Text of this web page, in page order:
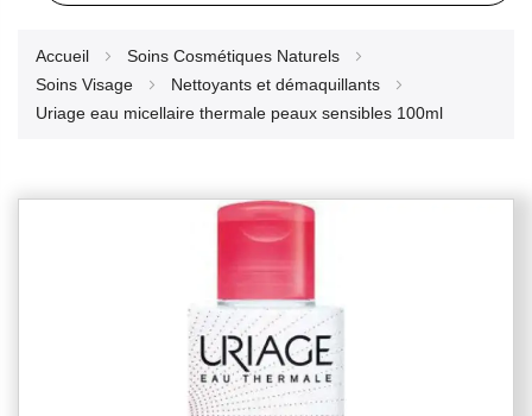
Accueil
Soins Cosmétiques Naturels
Soins Visage
Nettoyants et démaquillants
Uriage eau micellaire thermale peaux sensibles 100ml